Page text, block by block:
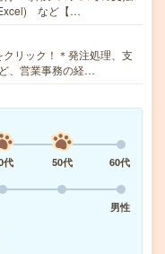
など【…
リック！＊発注処理、支
、営業事務の経…
代 50代
60代
男性